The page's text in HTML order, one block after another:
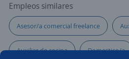
Empleos similares
Asesor/a comercial freelance
Auxiliar de cocina Domestico/a